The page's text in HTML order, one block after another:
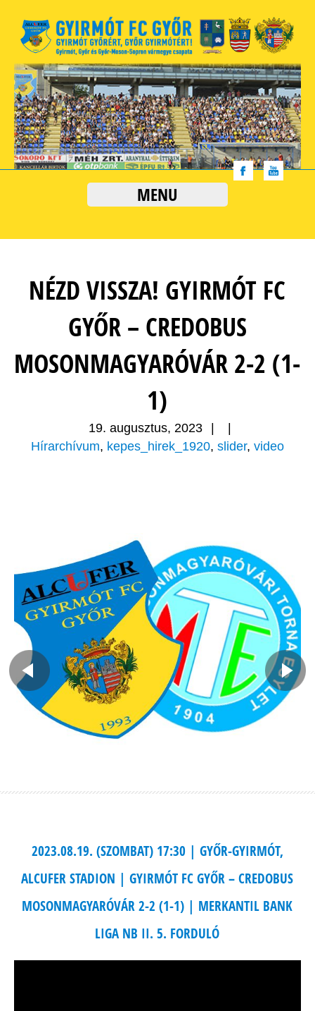
MENU
NÉZD VISSZA! GYIRMÓT FC
GYŐR – CREDOBUS
MOSONMAGYARÓVÁR 2-2 (1-
1)
19. augusztus, 2023
Hírarchívum, kepes_hirek_1920, slider, video
2023.08.19. (SZOMBAT) 17:30 | GYŐR-GYIRMÓT,
ALCUFER STADION | GYIRMÓT FC GYŐR – CREDOBUS
MOSONMAGYARÓVÁR 2-2 (1-1) | MERKANTIL BANK
LIGA NB II. 5. FORDULÓ